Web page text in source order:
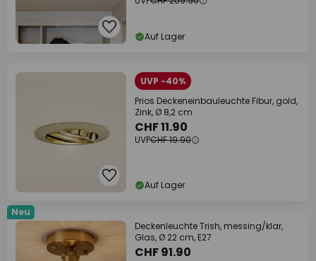
Auf Lager
UVP -40%
Prios Deckeneinbauleuchte Fibur, gold,
Zink, Ø 8,2 cm
CHF 11.90
UVPCHF 19.90
Auf Lager
Neu
Deckenleuchte Trish, messing/klar,
Glas, Ø 22 cm, E27
CHF 91.90